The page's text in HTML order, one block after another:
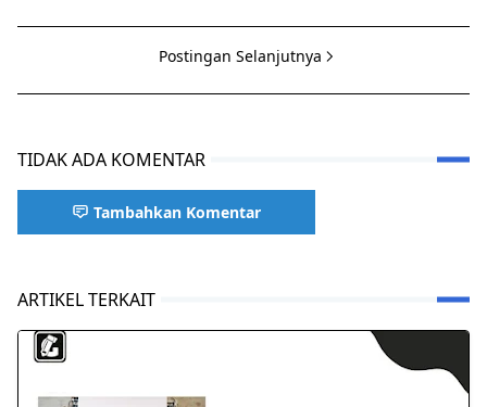
Postingan Selanjutnya
TIDAK ADA KOMENTAR
Tambahkan Komentar
ARTIKEL TERKAIT